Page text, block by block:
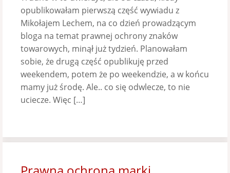
opublikowałam pierwszą część wywiadu z
Mikołajem Lechem, na co dzień prowadzącym
bloga na temat prawnej ochrony znaków
towarowych, minął już tydzień. Planowałam
sobie, że drugą część opublikuję przed
weekendem, potem że po weekendzie, a w końcu
mamy już środę. Ale.. co się odwlecze, to nie
uciecze. Więc […]